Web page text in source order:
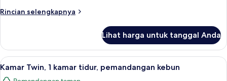
Twin,
Rincian selengkapnya
Rincian
Kamar
Single,
1
Lihat harga untuk tanggal Anda
Lihat
semua
Kamar Twin, 1 kamar tidur,
12
Kamar Twin, 1 kamar tidur, pemandangan kebun